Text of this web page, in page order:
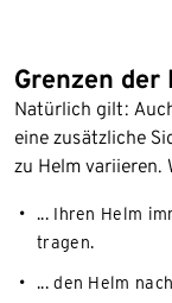
Grenzen der
Natürlich gilt:
eine zusätzliche
zu Helm variieren.
... Ihren Helm
tragen.
... den Helm